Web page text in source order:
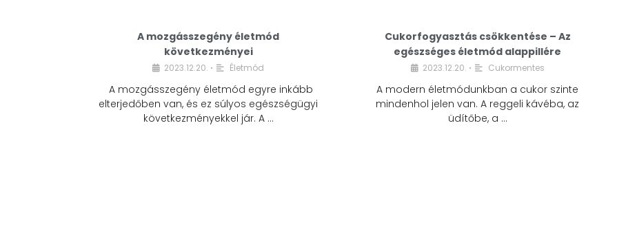
A mozgásszegény életmód
következményei
2023.12.20. • Életmód
A mozgásszegény életmód egyre inkább
elterjedőben van, és ez súlyos egészségügyi
következményekkel jár. A …
Cukorfogyasztás csökkentése – Az
egészséges életmód alappillére
2023.12.20. • Cukormentes
A modern életmódunkban a cukor szinte
mindenhol jelen van. A reggeli kávéba, az
üdítőbe, a …
Cukorfogyasztás
egészséges életmód
alappillére